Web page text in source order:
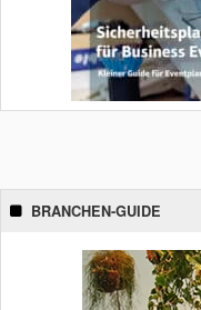
BRANCHEN-GUIDE